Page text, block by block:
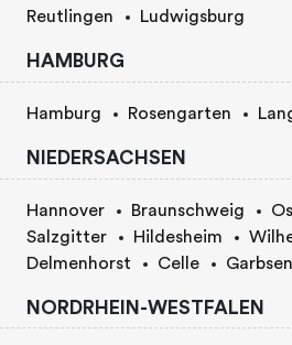
Reutlingen
Ludwigsburg
HAMBURG
Hamburg Rosengarten
NIEDERSACHSEN
Hannover Braunschweig
Salzgitter
Hildesheim
Delmenhorst
Celle Garbsen
NORDRHEIN-WESTFALEN